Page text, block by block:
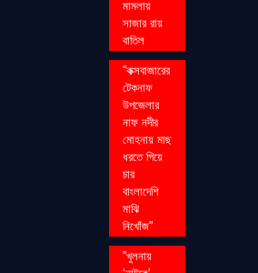
মামলায়
সাজার রায়
বাতিল
''কক্সবাজারের
টেকনাফ
উপজেলার
নাফ নদীর
মোহনায় মাছ
ধরতে গিয়ে
চার
বাংলাদেশি
মাঝি
নিখোঁজ''
''খুলনায়